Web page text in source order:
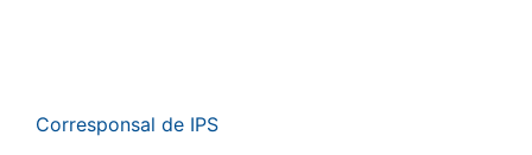
Corresponsal de IPS